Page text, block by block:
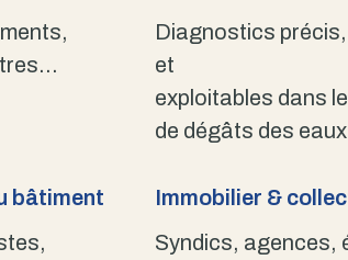
Diagnostics
et
exploitables dans
de dégâts des
bâtiment
Immobilier &
Syndics, agences,